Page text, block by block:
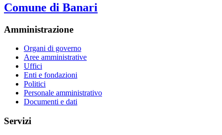
Comune di Banari
Amministrazione
Organi di governo
Aree amministrative
Uffici
Enti e fondazioni
Politici
Personale amministrativo
Documenti e dati
Servizi